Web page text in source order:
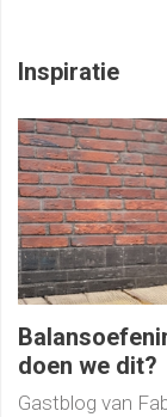
Inspiratie
doen we dit?
Gastblog van